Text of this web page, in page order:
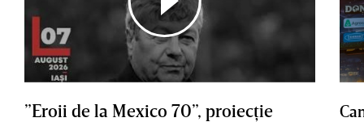
”Eroii de la Mexico 70”, proiecţie